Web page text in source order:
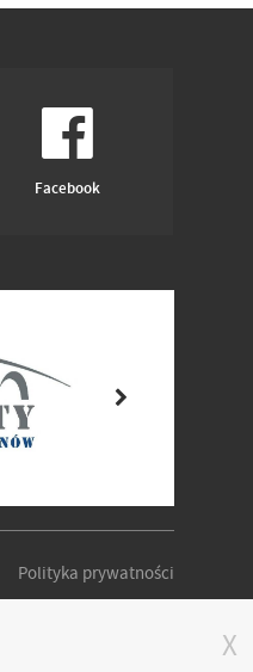
Facebook
Polityka prywatności
X